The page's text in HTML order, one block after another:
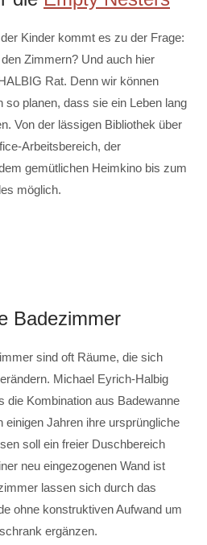
Kinder kommt es zu der Frage:
Zimmern? Und auch hier
Rat. Denn wir können
so planen, dass sie ein Leben lang
Von der lässigen Bibliothek über
Arbeitsbereich, der
gemütlichen Heimkino bis zum
möglich.
Badezimmer
sind oft Räume, die sich
Michael Eyrich-Halbig
die Kombination aus Badewanne
einigen Jahren ihre ursprüngliche
soll ein freier Duschbereich
neu eingezogenen Wand ist
lassen sich durch das
ohne konstruktiven Aufwand um
ergänzen.